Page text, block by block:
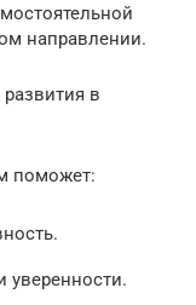
направлении.
в
поможет:
уверенности.